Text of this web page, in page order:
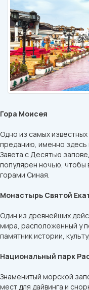
Гора Моисея
Одно из самых
преданию, именно
Завета с Десятью
популярен ночью, чтобы
горами Синая.
Монастырь Святой
Один из древнейших
мира, расположенный у
памятник истории,
Национальный парк
Знаменитый морской
мест для дайвинга и